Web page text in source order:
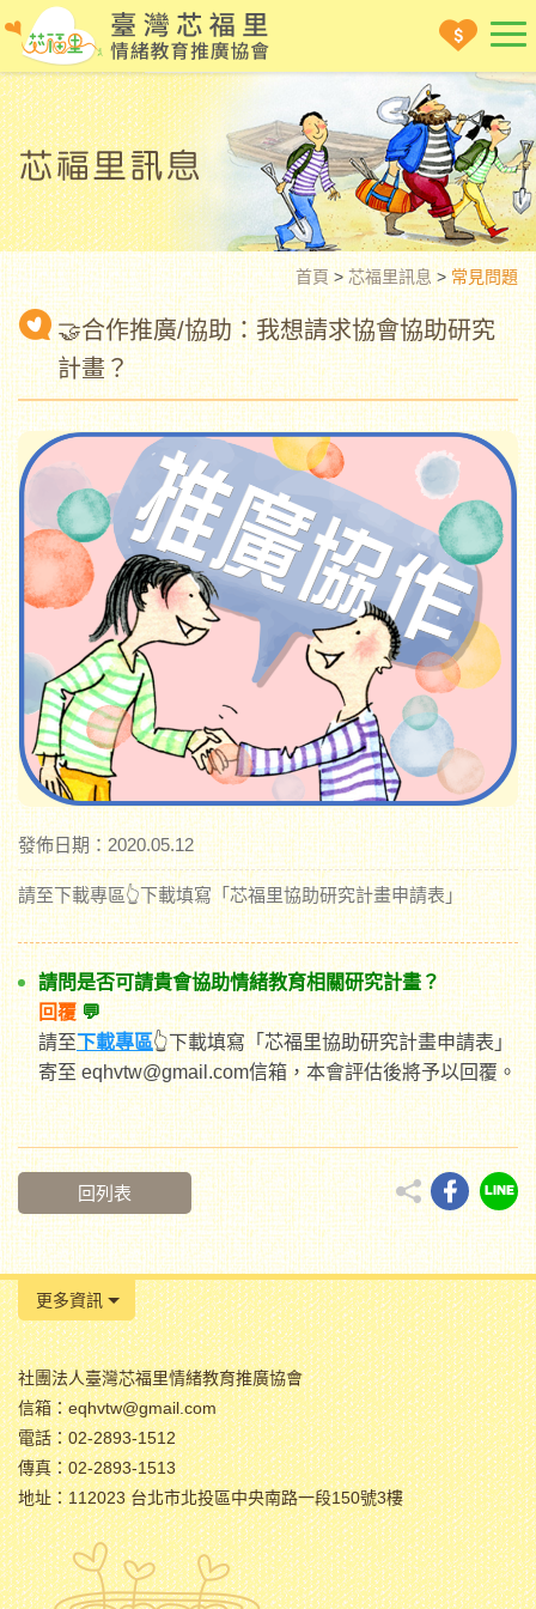
首頁>芯福里訊息>常見問題
🤝合作推廣/協助：我想請求協會協助研究
計畫？
發佈日期：2020.05.12
請至下載專區👆下載填寫「芯福里協助研究計畫申請表」
請問是否可請貴會協助情緒教育相關研究計畫？
回覆💬
請至下載專區👆下載填寫「芯福里協助研究計畫申請表」
寄至eqhvtw@gmail.com信箱，本會評估後將予以回覆。
回列表
更多資訊
社團法人臺灣芯福里情緒教育推廣協會
信箱：eqhvtw@gmail.com
電話：02-2893-1512
傳真：02-2893-1513
地址：112023 台北市北投區中央南路一段150號3樓